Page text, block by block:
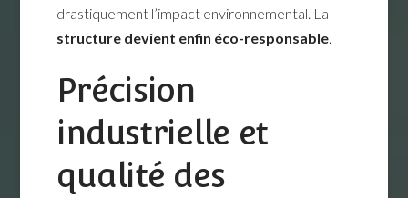
drastiquement l’impact environnemental. La
structure devient enfin éco-responsable.
Précision
industrielle et
qualité des